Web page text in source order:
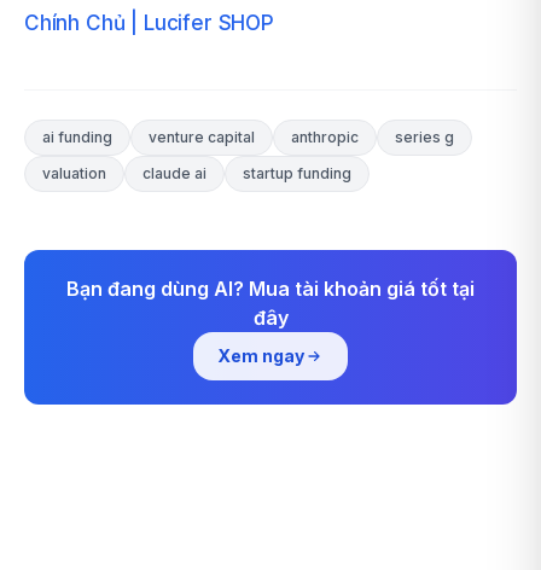
Chính Chủ | Lucifer SHOP
ai funding venture capital anthropic
series g
valuation
claude ai startup funding
Bạn đang dùng AI? Mua tài khoản giá tốt tại
đây
Xem ngay